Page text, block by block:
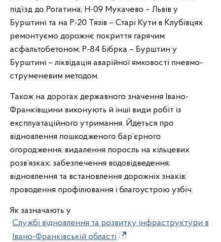
під’їзд до Рогатина; Н-09 Мукачево – Львів у
Бурштині та на Р-20 Тязів – Старі Кути в Клубівцях
ремонтуємо дорожнє покриття гарячим
асфальтобетоном; Р-84 Бібрка – Бурштин у
Бурштині – ліквідація аварійної ямковості пневмо-
струменевим методом.
Також на дорогах державного значення Івано-
Франківщини виконують й інші види робіт із
експлуатаційного утримання. Йдеться про
відновлення пошкодженого бар’єрного
огородження; видалення поросль на кільцевих
розв’язках; забезпечення водовідведення;
відновлення та встановлення дорожніх знаків;
проводення профілювання і благоустрою узбіч.
Як зазначають у
Службі відновлення та розвитку інфраструктури в
Івано-Франківській області